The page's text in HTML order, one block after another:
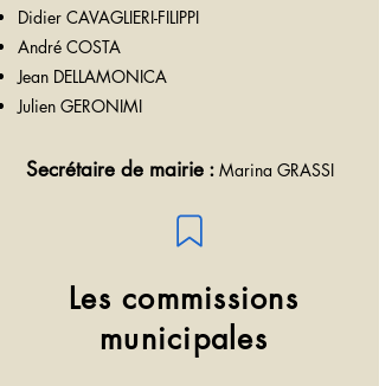
Didier CAVAGLIERI-FILIPPI
André COSTA
Jean DELLAMONICA
Julien GERONIMI
Secrétaire de mairie : Marina GRASSI
Les commissions
municipales